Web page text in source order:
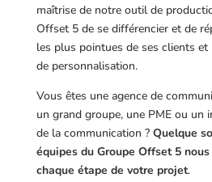
maîtrise de notre outil de
Offset 5 de se différencier et de
les plus pointues de ses clients et
de personnalisation.
Vous êtes une agence de
un grand groupe, une PME ou un
de la communication ? Quelque
équipes du Groupe Offset 5
chaque étape de votre projet.